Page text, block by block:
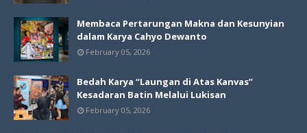
Membaca Pertarungan Makna dan Kesunyian
dalam Karya Cahyo Dewanto
February 05, 2026
Bedah Karya “Laungan di Atas Kanvas”
Kesadaran Batin Melalui Lukisan
February 05, 2026